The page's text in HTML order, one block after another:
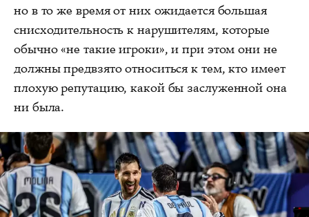
но в то же время от них ожидается большая
снисходительность к нарушителям, которые
обычно «не такие игроки», и при этом они не
должны предвзято относиться к тем, кто имеет
плохую репутацию, какой бы заслуженной она
ни была.